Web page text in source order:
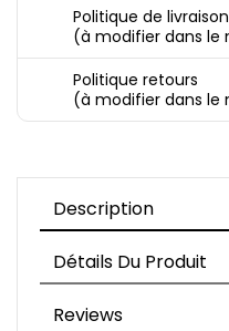
Politique de livraison
(à modifier dans le
Politique retours
(à modifier dans le
Description
Détails Du Produit
Reviews